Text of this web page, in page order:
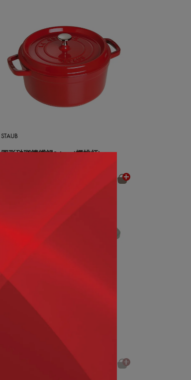
STAUB
圓形琺瑯鑄鐵鍋24cm (櫻桃紅)
圓形琺瑯鑄鐵鍋24cm (羅勒綠)